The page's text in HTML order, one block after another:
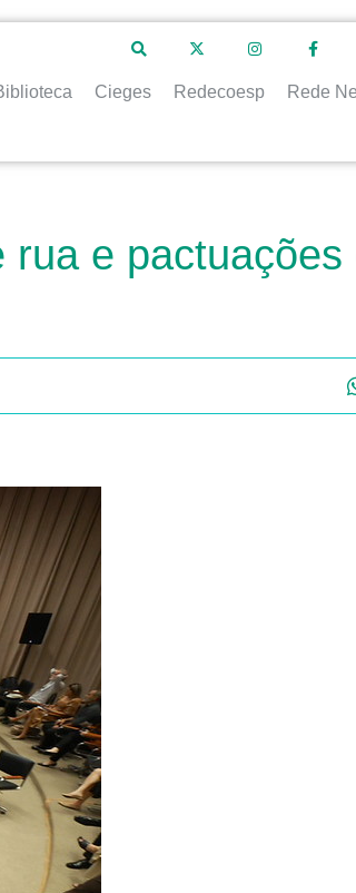
Cieges Redecoesp Rede
e pactuações